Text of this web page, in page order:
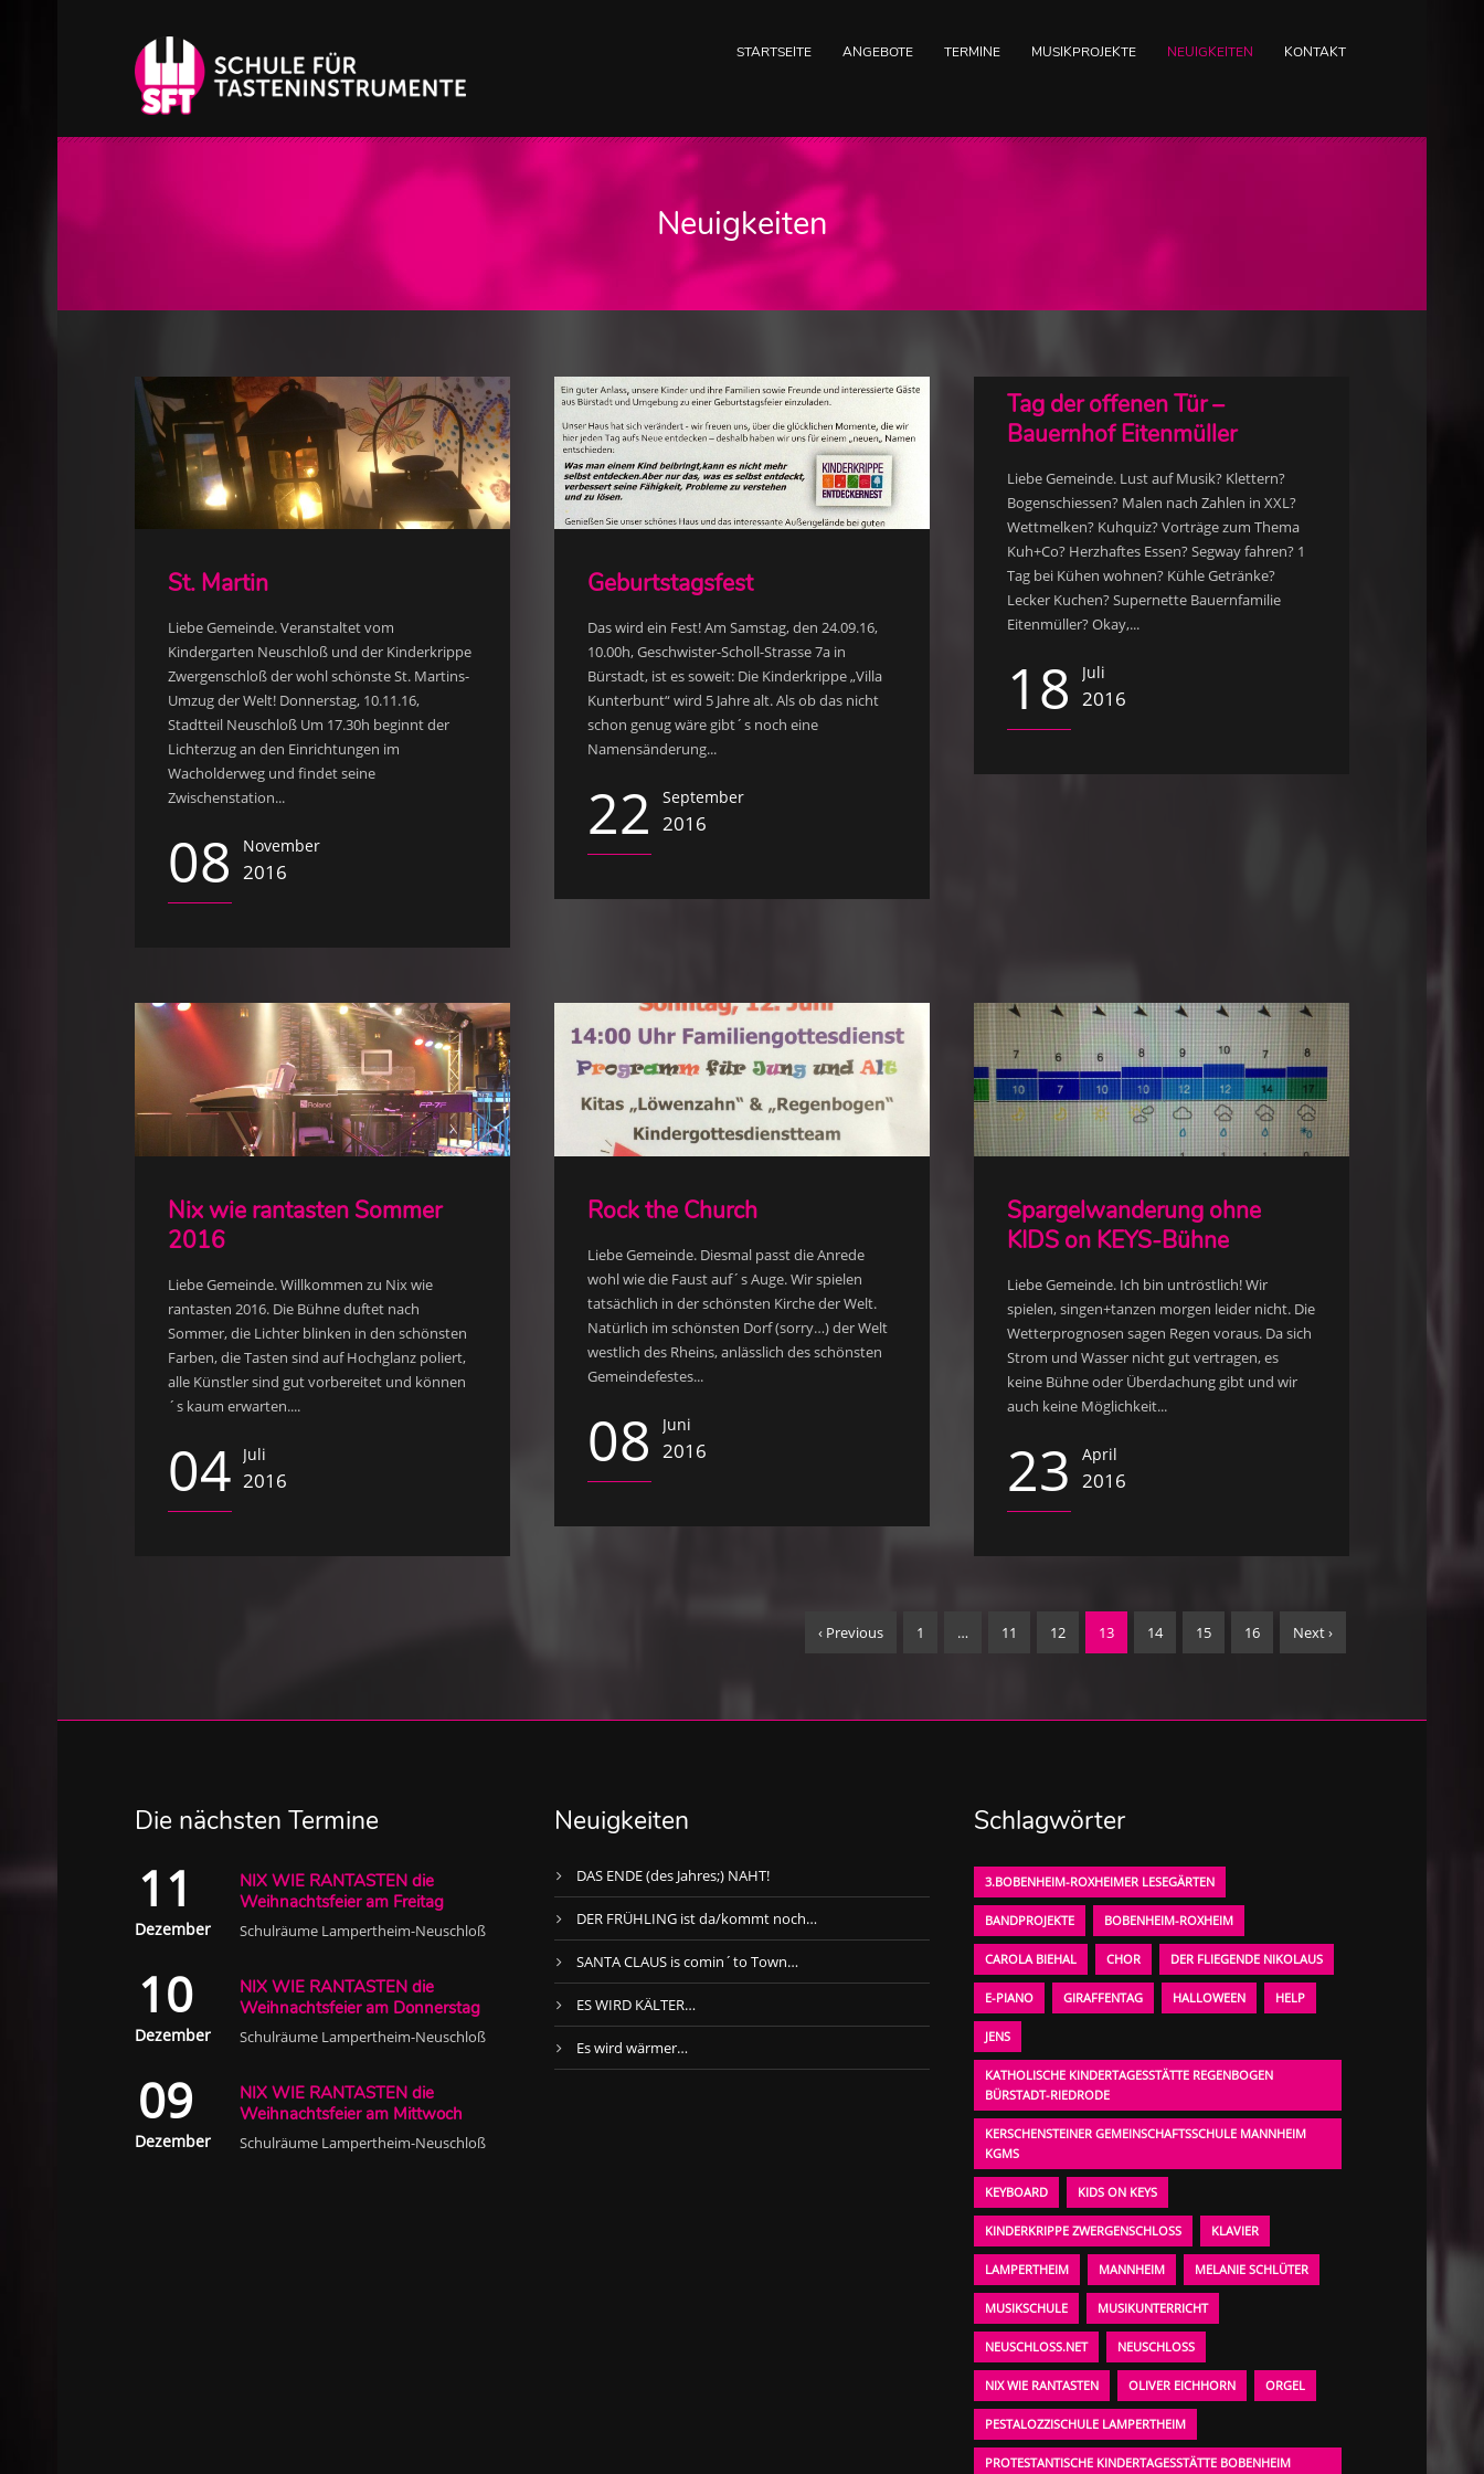
STARTSEITE ANGEBOTE TERMINE MUSIKPROJEKTE NEUIGKEITEN KONTAKT
Neuigkeiten
St. Martin
Liebe Gemeinde. Veranstaltet vom
Kindergarten Neuschloß und der Kinderkrippe
Zwergenschloß der wohl schönste St. Martins-
Umzug der Welt! Donnerstag, 10.11.16,
Stadtteil Neuschloß Um 17.30h beginnt der
Lichterzug an den Einrichtungen im
Wacholderweg und findet seine
Zwischenstation...
08 November
2016
Geburtstagsfest
Das wird ein Fest! Am Samstag, den 24.09.16,
10.00h, Geschwister-Scholl-Strasse 7a in
Bürstadt, ist es soweit: Die Kinderkrippe „Villa
Kunterbunt“ wird 5 Jahre alt. Als ob das nicht
schon genug wäre gibt´s noch eine
Namensänderung...
22 September
2016
Tag der offenen Tür –
Bauernhof Eitenmüller
Liebe Gemeinde. Lust auf Musik? Klettern?
Bogenschiessen? Malen nach Zahlen in XXL?
Wettmelken? Kuhquiz? Vorträge zum Thema
Kuh+Co? Herzhaftes Essen? Segway fahren? 1
Tag bei Kühen wohnen? Kühle Getränke?
Lecker Kuchen? Supernette Bauernfamilie
Eitenmüller? Okay,...
18 Juli
2016
Nix wie rantasten Sommer
2016
Liebe Gemeinde. Willkommen zu Nix wie
rantasten 2016. Die Bühne duftet nach
Sommer, die Lichter blinken in den schönsten
Farben, die Tasten sind auf Hochglanz poliert,
alle Künstler sind gut vorbereitet und können
´s kaum erwarten....
04 Juli
2016
Rock the Church
Liebe Gemeinde. Diesmal passt die Anrede
wohl wie die Faust auf´s Auge. Wir spielen
tatsächlich in der schönsten Kirche der Welt.
Natürlich im schönsten Dorf (sorry…) der Welt
westlich des Rheins, anlässlich des schönsten
Gemeindefestes...
08 Juni
2016
Spargelwanderung ohne
KIDS on KEYS-Bühne
Liebe Gemeinde. Ich bin untröstlich! Wir
spielen, singen+tanzen morgen leider nicht. Die
Wetterprognosen sagen Regen voraus. Da sich
Strom und Wasser nicht gut vertragen, es
keine Bühne oder Überdachung gibt und wir
auch keine Möglichkeit...
23 April
2016
‹ Previous 1 … 11 12 13 14 15 16 Next ›
Die nächsten Termine
11
Dezember
NIX WIE RANTASTEN die
Weihnachtsfeier am Freitag
Schulräume Lampertheim-Neuschloß
10
Dezember
NIX WIE RANTASTEN die
Weihnachtsfeier am Donnerstag
Schulräume Lampertheim-Neuschloß
09
Dezember
NIX WIE RANTASTEN die
Weihnachtsfeier am Mittwoch
Schulräume Lampertheim-Neuschloß
Neuigkeiten
DAS ENDE (des Jahres;) NAHT!
DER FRÜHLING ist da/kommt noch…
SANTA CLAUS is comin´to Town…
ES WIRD KÄLTER…
Es wird wärmer…
Schlagwörter
3.BOBENHEIM-ROXHEIMER LESEGÄRTEN
BANDPROJEKTE BOBENHEIM-ROXHEIM
CAROLA BIEHAL CHOR DER FLIEGENDE NIKOLAUS
E-PIANO GIRAFFENTAG HALLOWEEN HELP
JENS
KATHOLISCHE KINDERTAGESSTÄTTE REGENBOGEN
BÜRSTADT-RIEDRODE
KERSCHENSTEINER GEMEINSCHAFTSSCHULE MANNHEIM
KGMS
KEYBOARD KIDS ON KEYS
KINDERKRIPPE ZWERGENSCHLOSS KLAVIER
LAMPERTHEIM MANNHEIM MELANIE SCHLÜTER
MUSIKSCHULE MUSIKUNTERRICHT
NEUSCHLOSS.NET NEUSCHLOSS
NIX WIE RANTASTEN OLIVER EICHHORN ORGEL
PESTALOZZISCHULE LAMPERTHEIM
PROTESTANTISCHE KINDERTAGESSTÄTTE BOBENHEIM